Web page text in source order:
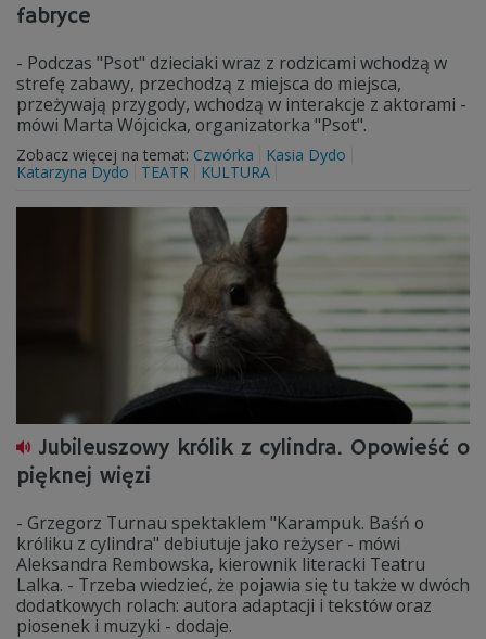
fabryce
- Podczas "Psot" dzieciaki wraz z rodzicami wchodzą w
strefę zabawy, przechodzą z miejsca do miejsca,
przeżywają przygody, wchodzą w interakcje z aktorami -
mówi Marta Wójcicka, organizatorka "Psot".
Zobacz więcej na temat: Czwórka
Kasia Dydo
Katarzyna Dydo
TEATR KULTURA
Jubileuszowy królik z cylindra. Opowieść o
pięknej więzi
- Grzegorz Turnau spektaklem "Karampuk. Baśń o
króliku z cylindra" debiutuje jako reżyser - mówi
Aleksandra Rembowska, kierownik literacki Teatru
Lalka. - Trzeba wiedzieć, że pojawia się tu także w dwóch
dodatkowych rolach: autora adaptacji i tekstów oraz
piosenek i muzyki - dodaje.